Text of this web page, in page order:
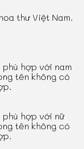
thư Việt Nam.
hợp với nam
tên không có
hợp với nữ
tên không có